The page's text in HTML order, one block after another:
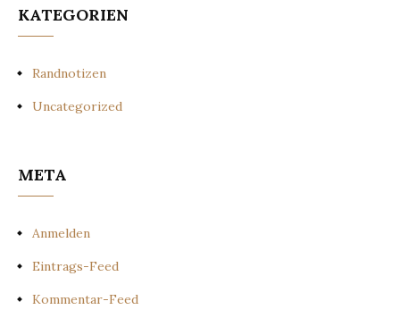
KATEGORIEN
Randnotizen
Uncategorized
META
Anmelden
Eintrags-Feed
Kommentar-Feed